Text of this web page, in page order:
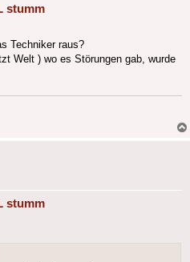
stumm
Techniker raus?
Welt ) wo es Störungen gab, wurde
stumm